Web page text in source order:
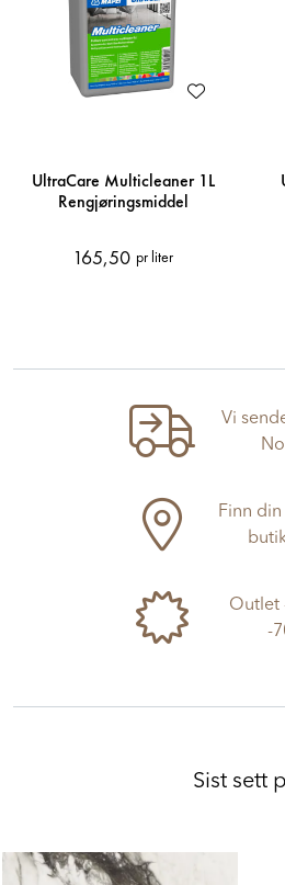
UltraCare Multicleaner 1L
Rengjøringsmiddel
165,50 pr liter
Vi
Finn
Outlet
-
Sist sett